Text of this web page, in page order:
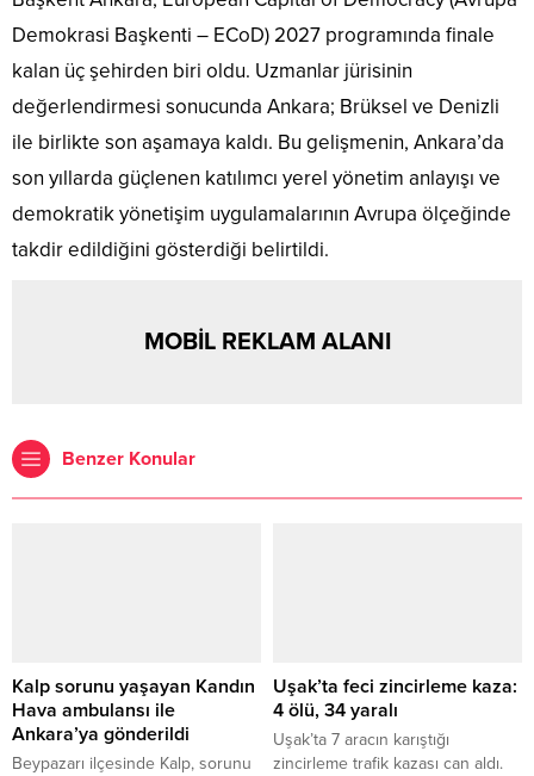
Demokrasi Başkenti – ECoD) 2027 programında finale
kalan üç şehirden biri oldu. Uzmanlar jürisinin
değerlendirmesi sonucunda Ankara; Brüksel ve Denizli
ile birlikte son aşamaya kaldı. Bu gelişmenin, Ankara’da
son yıllarda güçlenen katılımcı yerel yönetim anlayışı ve
demokratik yönetişim uygulamalarının Avrupa ölçeğinde
takdir edildiğini gösterdiği belirtildi.
MOBİL REKLAM ALANI
Benzer Konular
Kalp sorunu yaşayan Kandın
Hava ambulansı ile
Ankara’ya gönderildi
Beypazarı ilçesinde Kalp, sorunu
Uşak’ta feci zincirleme kaza:
4 ölü, 34 yaralı
Uşak’ta 7 aracın karıştığı
zincirleme trafik kazası can aldı.